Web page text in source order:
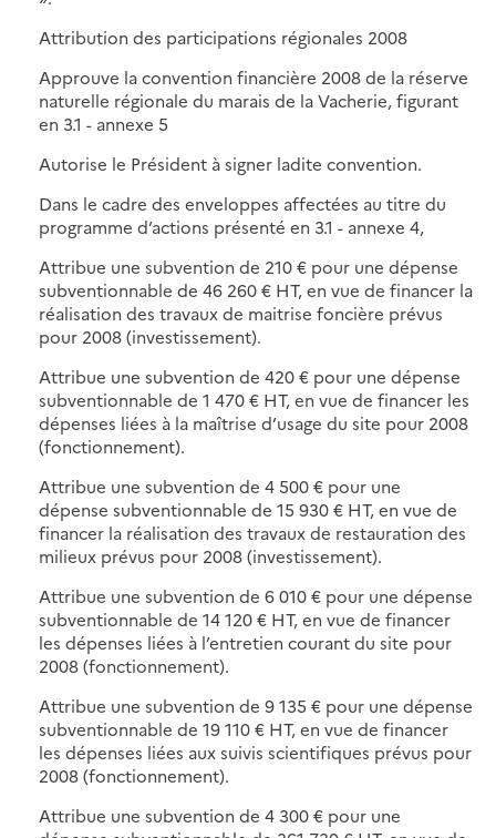
Attribution des participations régionales 2008
Approuve la convention financière 2008 de la réserve
naturelle régionale du marais de la Vacherie, figurant
en 3.1 - annexe 5
Autorise le Président à signer ladite convention.
Dans le cadre des enveloppes affectées au titre du
programme d’actions présenté en 3.1 - annexe 4,
Attribue une subvention de 210 € pour une dépense
subventionnable de 46 260 € HT, en vue de financer la
réalisation des travaux de maitrise foncière prévus
pour 2008 (investissement).
Attribue une subvention de 420 € pour une dépense
subventionnable de 1 470 € HT, en vue de financer les
dépenses liées à la maîtrise d’usage du site pour 2008
(fonctionnement).
Attribue une subvention de 4 500 € pour une
dépense subventionnable de 15 930 € HT, en vue de
financer la réalisation des travaux de restauration des
milieux prévus pour 2008 (investissement).
Attribue une subvention de 6 010 € pour une dépense
subventionnable de 14 120 € HT, en vue de financer
les dépenses liées à l’entretien courant du site pour
2008 (fonctionnement).
Attribue une subvention de 9 135 € pour une dépense
subventionnable de 19 110 € HT, en vue de financer
les dépenses liées aux suivis scientifiques prévus pour
2008 (fonctionnement).
Attribue une subvention de 4 300 € pour une